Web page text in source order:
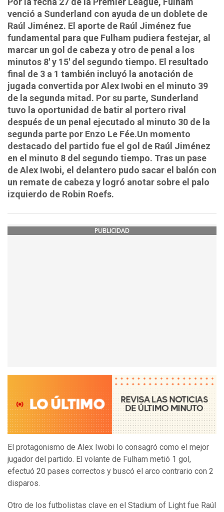
venció a Sunderland con ayuda de un doblete de
Raúl Jiménez. El aporte de Raúl Jiménez fue
fundamental para que Fulham pudiera festejar, al
marcar un gol de cabeza y otro de penal a los
minutos 8' y 15' del segundo tiempo. El resultado
final de 3 a 1 también incluyó la anotación de
jugada convertida por Alex Iwobi en el minuto 39
de la segunda mitad. Por su parte, Sunderland
tuvo la oportunidad de batir al portero rival
después de un penal ejecutado al minuto 30 de la
segunda parte por Enzo Le Fée.Un momento
destacado del partido fue el gol de Raúl Jiménez
en el minuto 8 del segundo tiempo. Tras un pase
de Alex Iwobi, el delantero pudo sacar el balón con
un remate de cabeza y logró anotar sobre el palo
izquierdo de Robin Roefs.
PUBLICIDAD
El protagonismo de Alex Iwobi lo consagró como el mejor
jugador del partido. El volante de Fulham metió 1 gol,
efectuó 20 pases correctos y buscó el arco contrario con 2
disparos.
Otro de los futbolistas clave en el Stadium of Light fue Raúl